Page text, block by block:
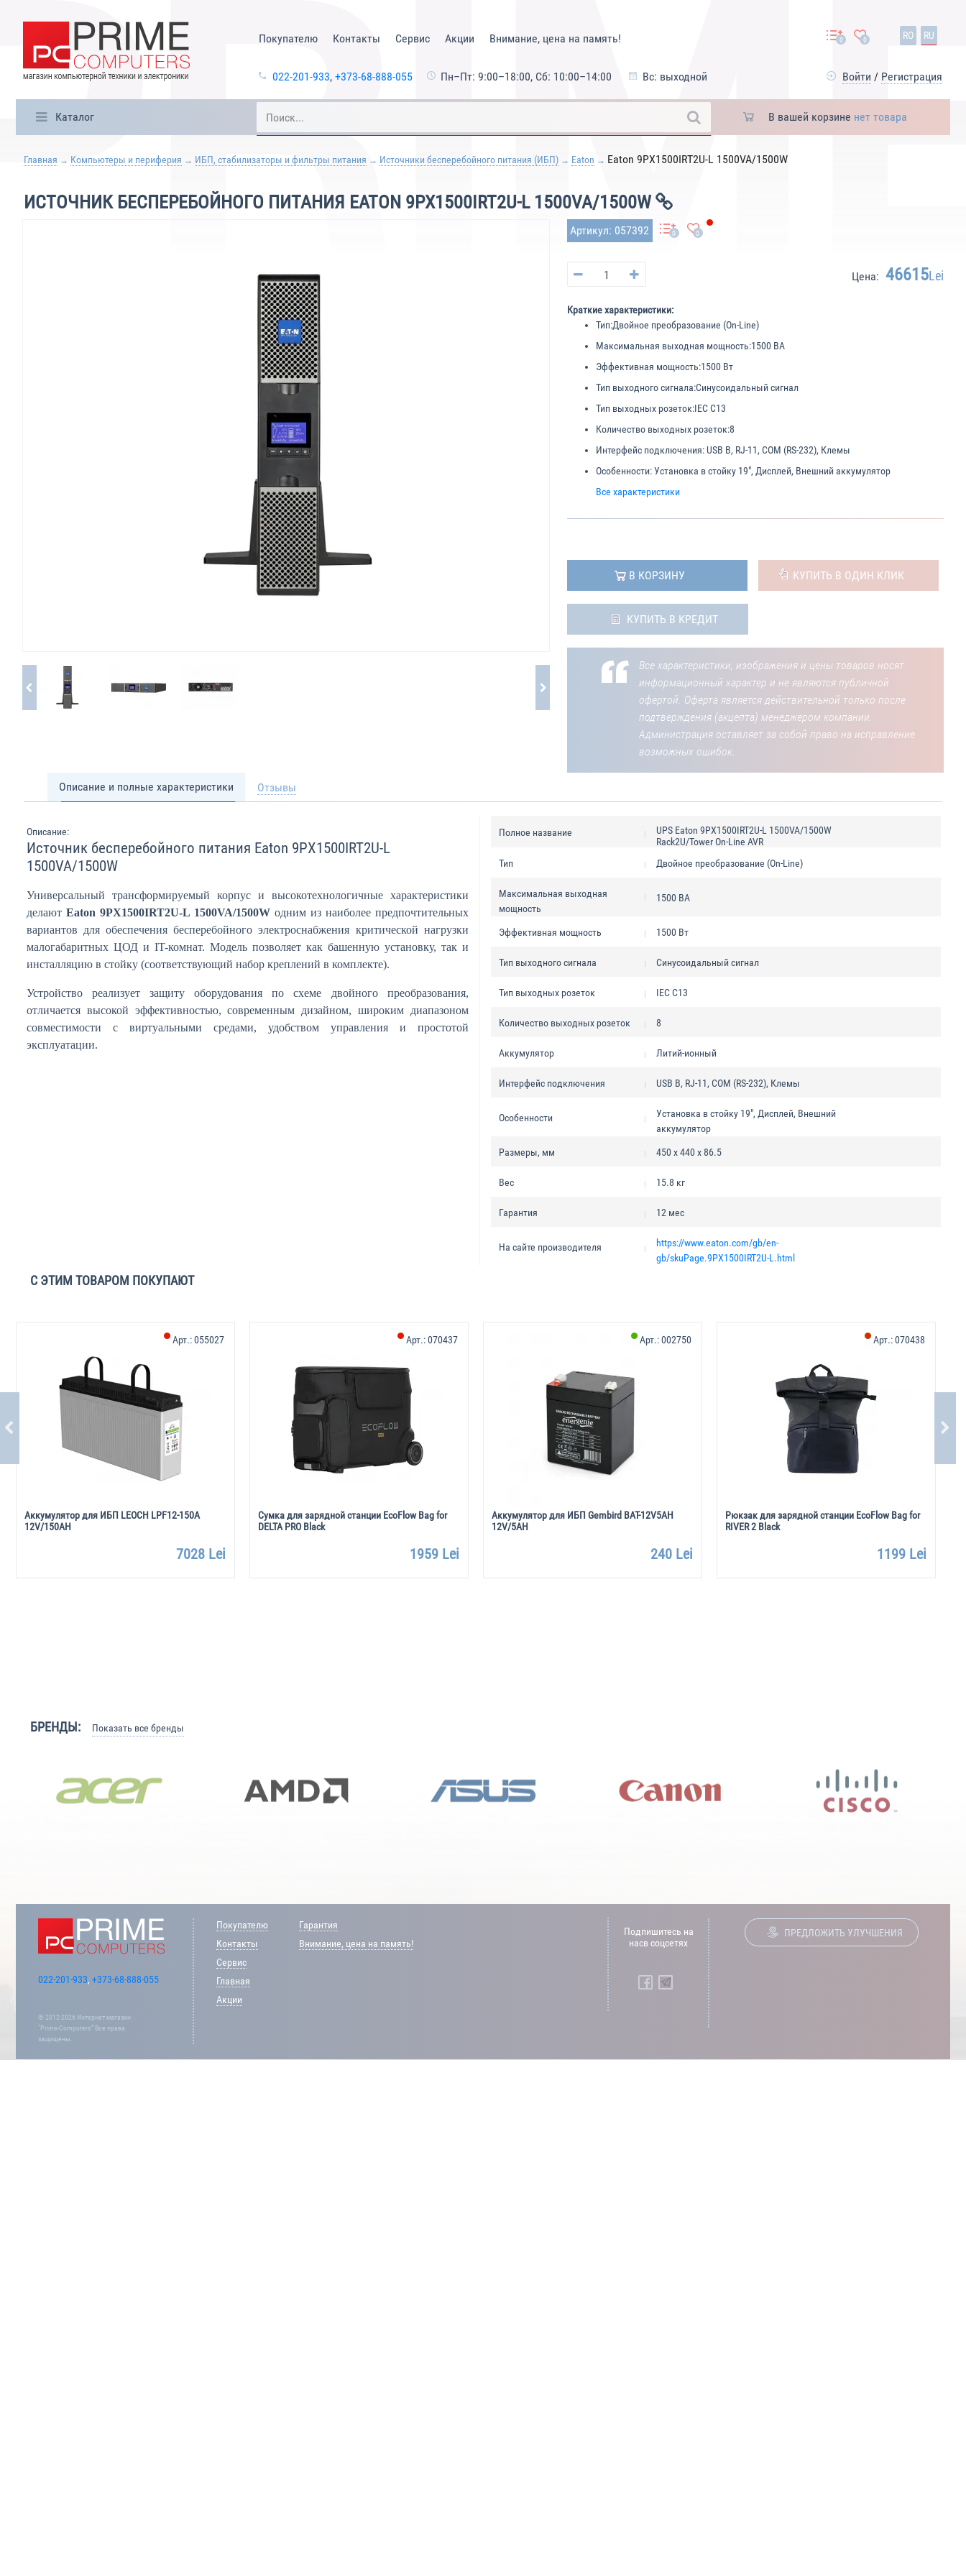
Покупателю Контакты Сервис Акции Внимание, цена на память!
022-201-933, +373-68-888-055 Пн–Пт: 9:00–18:00, Сб: 10:00–14:00 Вс: выходной
0 0 RO RU
Войти / Регистрация
Каталог В вашей корзине нет товара
Главная Компьютеры и периферия ИБП, стабилизаторы и фильтры питания Источники бесперебойного питания (ИБП) Eaton Eaton 9PX1500IRT2U-L 1500VA/1500W
ИСТОЧНИК БЕСПЕРЕБОЙНОГО ПИТАНИЯ EATON 9PX1500IRT2U-L 1500VA/1500W
Артикул: 057392 0 0
Цена: 46615Lei
Краткие характеристики:
Тип:Двойное преобразование (On-Line)
Максимальная выходная мощность:1500 ВА
Эффективная мощность:1500 Вт
Тип выходного сигнала:Синусоидальный сигнал
Тип выходных розеток:IEC C13
Количество выходных розеток:8
Интерфейс подключения:USB B, RJ-11, COM (RS-232), Клемы
Особенности:Установка в стойку 19", Дисплей, Внешний аккумулятор
Все характеристики
В КОРЗИНУ КУПИТЬ В ОДИН КЛИК
КУПИТЬ В КРЕДИТ
Все характеристики, изображения и цены товаров носят
информационный характер и не являются публичной
офертой. Оферта является действительной только после
подтверждения (акцепта) менеджером компании.
Администрация оставляет за собой право на исправление
возможных ошибок.
Описание и полные характеристики Отзывы
Описание:
Источник бесперебойного питания Eaton 9PX1500IRT2U-L
1500VA/1500W
Универсальный трансформируемый корпус и высокотехнологичные характеристики
делают Eaton 9PX1500IRT2U-L 1500VA/1500W одним из наиболее предпочтительных
вариантов для обеспечения бесперебойного электроснабжения критической нагрузки
малогабаритных ЦОД и IT-комнат. Модель позволяет как башенную установку, так и
инсталляцию в стойку (соответствующий набор креплений в комплекте).
Устройство реализует защиту оборудования по схеме двойного преобразования,
отличается высокой эффективностью, современным дизайном, широким диапазоном
совместимости с виртуальными средами, удобством управления и простотой
эксплуатации.
Полное название
UPS Eaton 9PX1500IRT2U-L 1500VA/1500W
Rack2U/Tower On-Line AVR
Тип
Двойное преобразование (On-Line)
Максимальная выходная
мощность
1500 ВА
Эффективная мощность 1500 Вт
Тип выходного сигнала Синусоидальный сигнал
Тип выходных розеток IEC C13
Количество выходных розеток 8
Аккумулятор Литий-ионный
Интерфейс подключения USB B, RJ-11, COM (RS-232), Клемы
Особенности
Установка в стойку 19", Дисплей, Внешний
аккумулятор
Размеры, мм 450 х 440 х 86.5
Вес 15.8 кг
Гарантия 12 мес
На сайте производителя
https://www.eaton.com/gb/en-
gb/skuPage.9PX1500IRT2U-L.html
С ЭТИМ ТОВАРОМ ПОКУПАЮТ
Аккумулятор для ИБП LEOCH LPF12-150A
12V/150AH
Арт.:055027
7028 Lei
Сумка для зарядной станции EcoFlow Bag for
DELTA PRO Black
Арт.:070437
1959 Lei
Аккумулятор для ИБП Gembird BAT-12V5AH
12V/5AH
Арт.:002750
240 Lei
Рюкзак для зарядной станции EcoFlow Bag for
RIVER 2 Black
Арт.:070438
1199 Lei
БРЕНДЫ: Показать все бренды
022-201-933, +373-68-888-055
© 2012-2026 Интернет-магазин
“Prime-Computers” Все права
защищены.
Покупателю
Контакты
Сервис
Главная
Акции
Гарантия
Внимание, цена на память!
Подпишитесь на
насв соцсетях
ПРЕДЛОЖИТЬ УЛУЧШЕНИЯ